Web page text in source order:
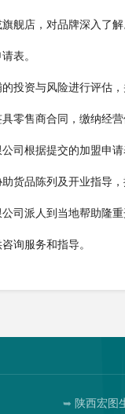
舰店，对品牌深入了解
表。
投资与风险进行评估
零售商合同，缴纳经
司根据提交的加盟申请
货品陈列及开业指导
司派人到当地帮助隆重
询服务和指导。
陕西宏图